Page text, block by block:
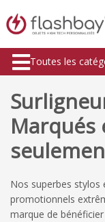
Toutes les
Marqués
Nos superbes stylos
promotionnels
marque de